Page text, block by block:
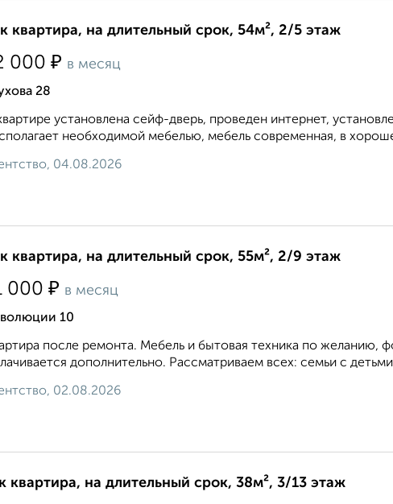
квартира, на длительный срок, 54м², 2/5 этаж
000 ₽ в месяц
28
установлена сейф-дверь, проведен интернет,
необходимой мебелью, мебель современная, в
04.08.2026
квартира, на длительный срок, 55м², 2/9 этаж
000 ₽ в месяц
10
после ремонта. Мебель и бытовая техника по желанию,
дополнительно. Рассматриваем всех: семьи с
02.08.2026
квартира, на длительный срок, 38м², 3/13 этаж